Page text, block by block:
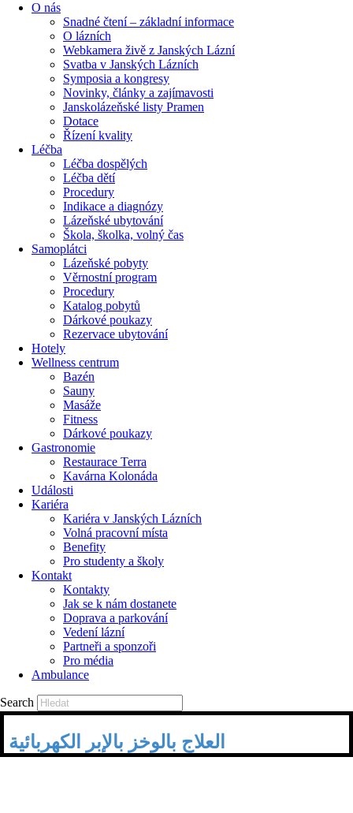
O nás
Snadné čtení – základní informace
O lázních
Webkamera živě z Janských Lázní
Svatba v Janských Lázních
Symposia a kongresy
Novinky, články a zajímavosti
Janskolázeňské listy Pramen
Dotace
Řízení kvality
Léčba
Léčba dospělých
Léčba dětí
Procedury
Indikace a diagnózy
Lázeňské ubytování
Škola, školka, volný čas
Samoplátci
Lázeňské pobyty
Věrnostní program
Procedury
Katalog pobytů
Dárkové poukazy​
Rezervace ubytování
Hotely
Wellness centrum
Bazén
Sauny
Masáže
Fitness
Dárkové poukazy​
Gastronomie
Restaurace Terra
Kavárna Kolonáda
Události
Kariéra
Kariéra v Janských Lázních
Volná pracovní místa
Benefity
Pro studenty a školy
Kontakt
Kontakty
Jak se k nám dostanete
Doprava a parkování
Vedení lázní
Partneři a sponzoři
Pro média
Ambulance
Search
العلاج بالوخز بالإبر الكهربائية